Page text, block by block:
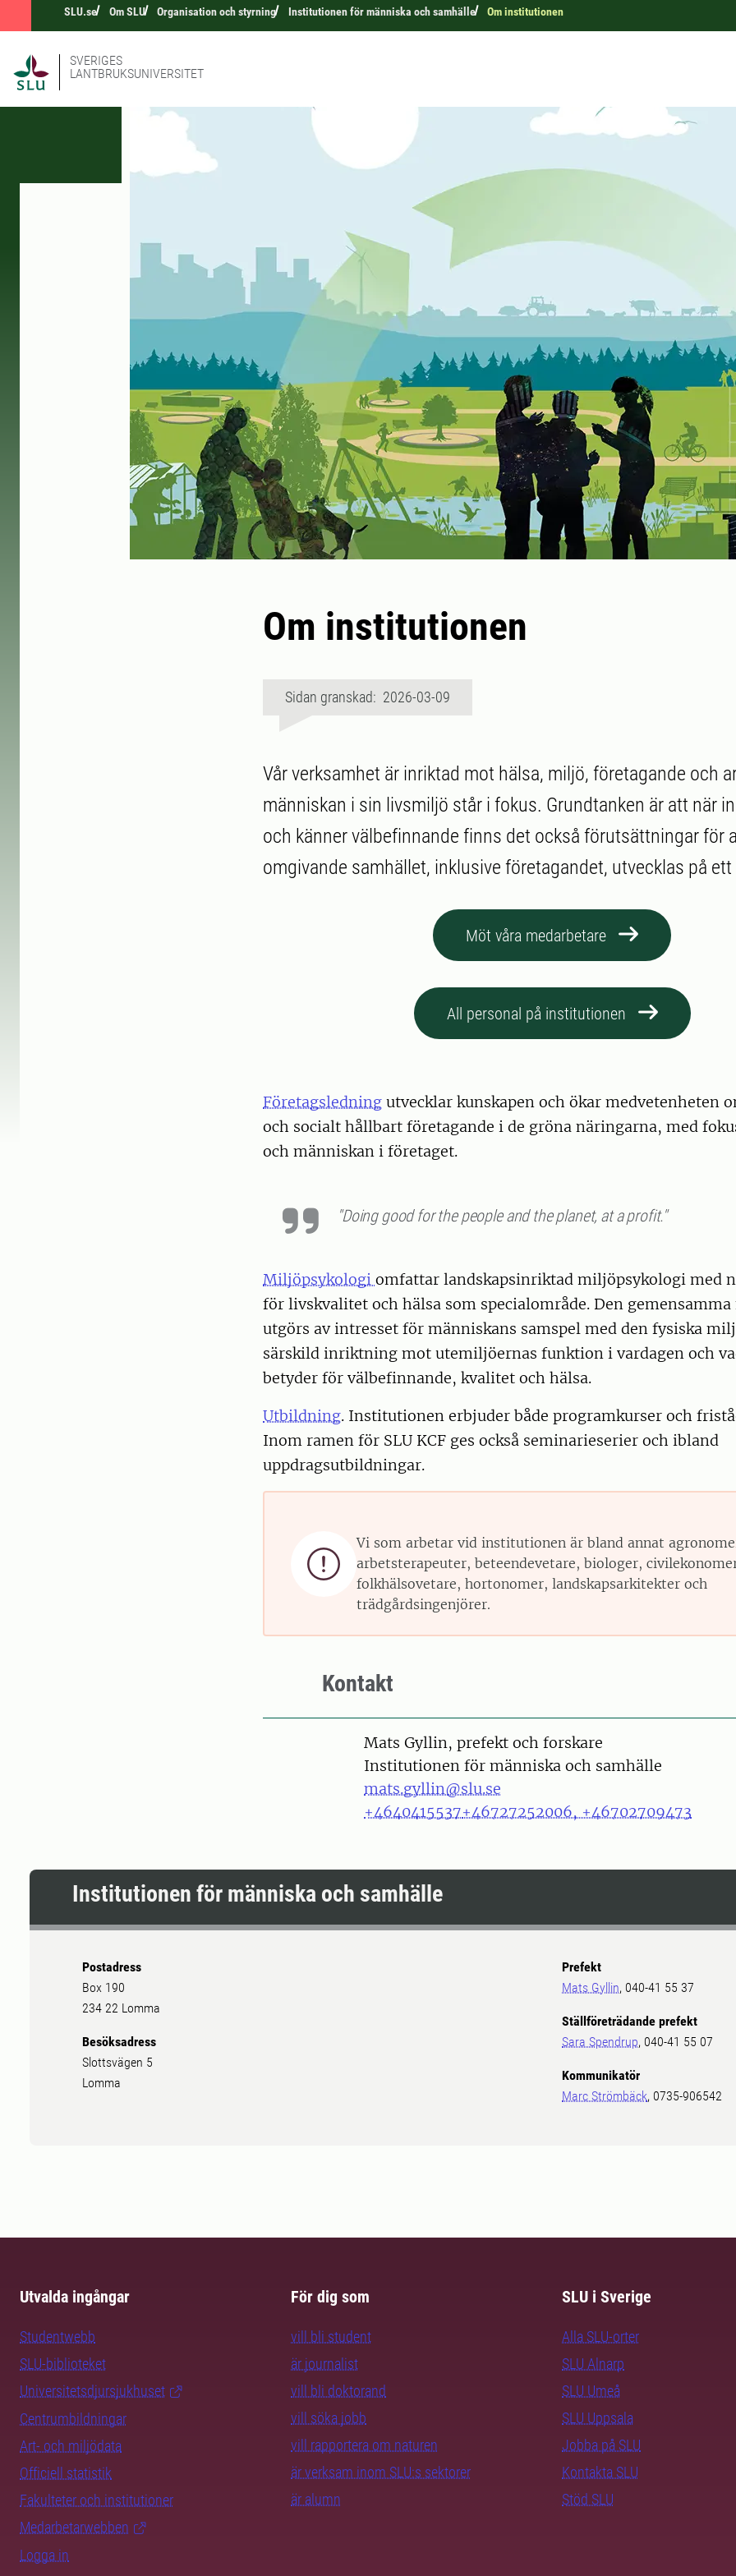
SLU.se Om SLU Organisation och styrning Institutionen för människa och samhälle Om institutionen
SVERIGES
LANTBRUKSUNIVERSITET
Om institutionen
Sidan granskad: 2026-03-09
Vår verksamhet är inriktad mot hälsa, miljö, företagande och
människan i sin livsmiljö står i fokus. Grundtanken är att när
och känner välbefinnande finns det också förutsättningar för
omgivande samhället, inklusive företagandet, utvecklas på
Möt våra medarbetare
All personal på institutionen
Företagsledning utvecklar kunskapen och ökar medvetenheten
och socialt hållbart företagande i de gröna näringarna, med
och människan i företaget.
"Doing good for the people and the planet, at a profit."
Miljöpsykologi omfattar landskapsinriktad miljöpsykologi med
för livskvalitet och hälsa som specialområde. Den
utgörs av intresset för människans samspel med den fysiska
särskild inriktning mot utemiljöernas funktion i vardagen och
betyder för välbefinnande, kvalitet och hälsa.
Utbildning. Institutionen erbjuder både programkurser och
Inom ramen för SLU KCF ges också seminarieserier och ibland
uppdragsutbildningar.

Vi som arbetar vid institutionen är bland annat
arbetsterapeuter, beteendevetare, biologer,
folkhälsovetare, hortonomer, landskapsarkitekter och
trädgårdsingenjörer.
Kontakt
PersonMats Gyllin, prefekt och forskare
Institutionen för människa och samhälle
mats.gyllin@slu.se
+4640415537+46727252006, +46702709473
Institutionen för människa och samhälle
Postadress
Box 190
234 22 Lomma
Besöksadress
Slottsvägen 5
Lomma
Prefekt
Mats Gyllin, 040-41 55 37
Ställföreträdande prefekt
Sara Spendrup, 040-41 55 07
Kommunikatör
Marc Strömbäck, 0735-906542
Utvalda ingångar
Studentwebb
SLU-biblioteket
Universitetsdjursjukhuset
Centrumbildningar
Art- och miljödata
Officiell statistik
Fakulteter och institutioner
Medarbetarwebben
Logga in
För dig som
vill bli student
är journalist
vill bli doktorand
vill söka jobb
vill rapportera om naturen
är verksam inom SLU:s sektorer
är alumn
SLU i Sverige
Alla SLU-orter
SLU Alnarp
SLU Umeå
SLU Uppsala
Jobba på SLU
Kontakta SLU
Stöd SLU